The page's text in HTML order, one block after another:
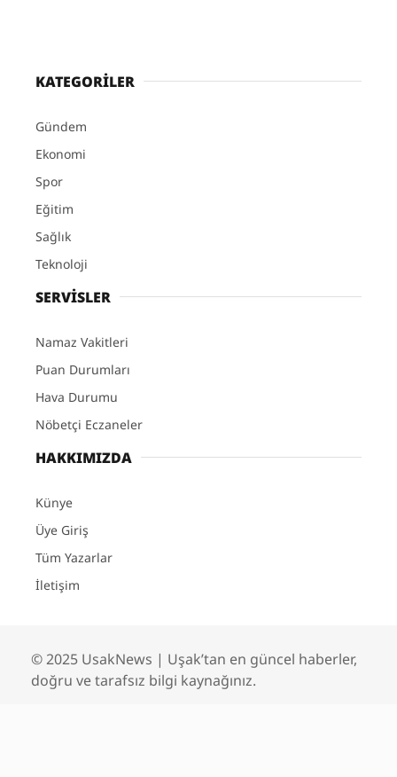
KATEGORİLER
Gündem
Ekonomi
Spor
Eğitim
Sağlık
Teknoloji
SERVİSLER
Namaz Vakitleri
Puan Durumları
Hava Durumu
Nöbetçi Eczaneler
HAKKIMIZDA
Künye
Üye Giriş
Tüm Yazarlar
İletişim
© 2025 UsakNews | Uşak’tan en güncel haberler,
doğru ve tarafsız bilgi kaynağınız.